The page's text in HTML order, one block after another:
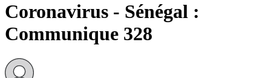
Coronavirus - Sénégal :
Communique 328